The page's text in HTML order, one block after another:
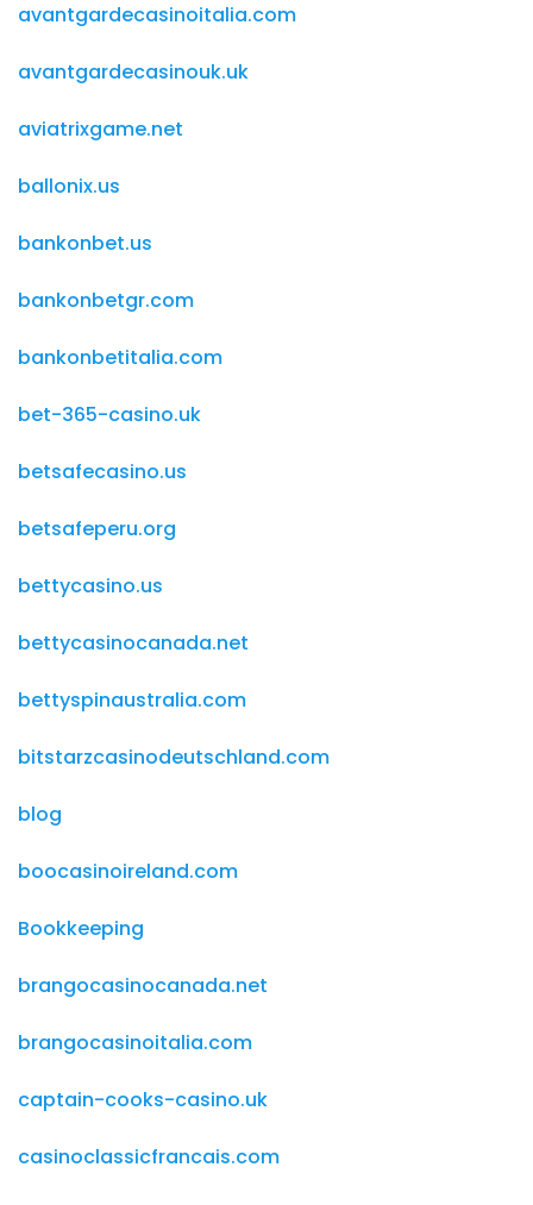
avantgardecasinoitalia.com
avantgardecasinouk.uk
aviatrixgame.net
ballonix.us
bankonbet.us
bankonbetgr.com
bankonbetitalia.com
bet-365-casino.uk
betsafecasino.us
betsafeperu.org
bettycasino.us
bettycasinocanada.net
bettyspinaustralia.com
bitstarzcasinodeutschland.com
blog
boocasinoireland.com
Bookkeeping
brangocasinocanada.net
brangocasinoitalia.com
captain-cooks-casino.uk
casinoclassicfrancais.com